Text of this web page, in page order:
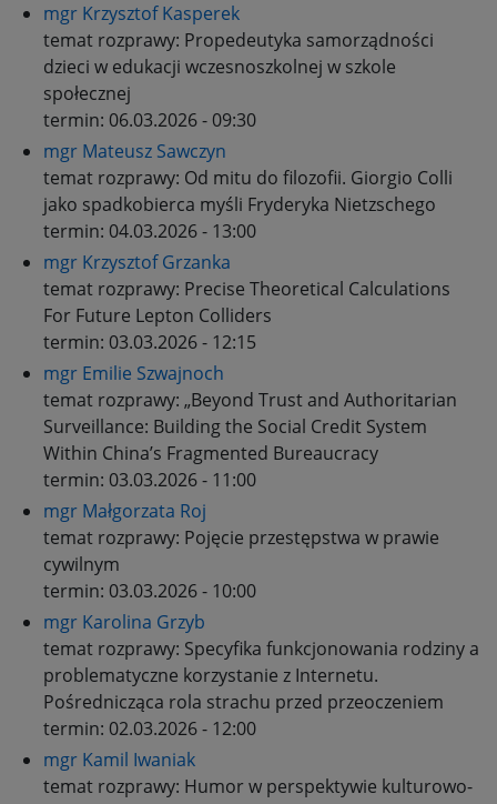
mgr Krzysztof Kasperek
temat rozprawy: Propedeutyka samorządności
dzieci w edukacji wczesnoszkolnej w szkole
społecznej
termin: 06.03.2026 - 09:30
mgr Mateusz Sawczyn
temat rozprawy: Od mitu do filozofii. Giorgio Colli
jako spadkobierca myśli Fryderyka Nietzschego
termin: 04.03.2026 - 13:00
mgr Krzysztof Grzanka
temat rozprawy: Precise Theoretical Calculations
For Future Lepton Colliders
termin: 03.03.2026 - 12:15
mgr Emilie Szwajnoch
temat rozprawy: „Beyond Trust and Authoritarian
Surveillance: Building the Social Credit System
Within China’s Fragmented Bureaucracy
termin: 03.03.2026 - 11:00
mgr Małgorzata Roj
temat rozprawy: Pojęcie przestępstwa w prawie
cywilnym
termin: 03.03.2026 - 10:00
mgr Karolina Grzyb
temat rozprawy: Specyfika funkcjonowania rodziny a
problematyczne korzystanie z Internetu.
Pośrednicząca rola strachu przed przeoczeniem
termin: 02.03.2026 - 12:00
mgr Kamil Iwaniak
temat rozprawy: Humor w perspektywie kulturowo-